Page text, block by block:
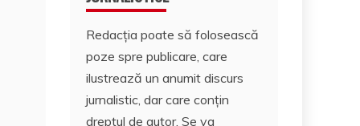
Redacția poate să folosească
poze spre publicare, care
ilustrează un anumit discurs
jurnalistic, dar care conțin
dreptul de autor. Se va